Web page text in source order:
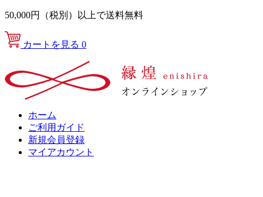
50,000円（税別）以上で送料無料
カートを見る 0
ホーム
ご利用ガイド
新規会員登録
マイアカウント